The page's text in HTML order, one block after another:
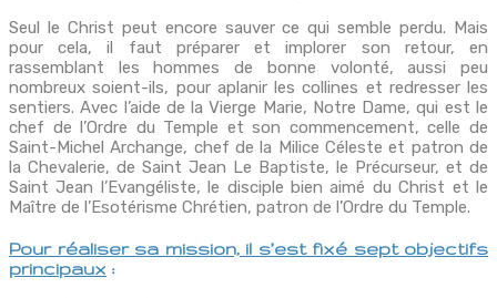
Seul le Christ peut encore sauver ce qui semble perdu. Mais
pour cela, il faut préparer et implorer son retour, en
rassemblant les hommes de bonne volonté, aussi peu
nombreux soient-ils, pour aplanir les collines et redresser les
sentiers. Avec l’aide de la Vierge Marie, Notre Dame, qui est le
chef de l’Ordre du Temple et son commencement, celle de
Saint-Michel Archange, chef de la Milice Céleste et patron de
la Chevalerie, de Saint Jean Le Baptiste, le Précurseur, et de
Saint Jean l’Evangéliste, le disciple bien aimé du Christ et le
Maître de l’Esotérisme Chrétien, patron de l’Ordre du Temple.
Pour réaliser sa mission, il s’est fixé sept objectifs
principaux :